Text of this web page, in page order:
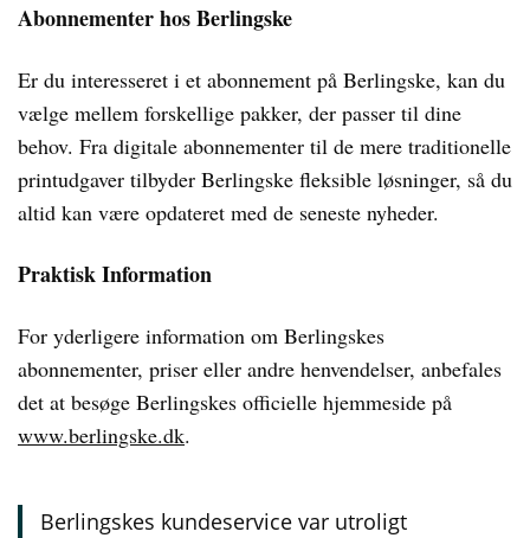
Abonnementer hos Berlingske
Er du interesseret i et abonnement på Berlingske, kan du
vælge mellem forskellige pakker, der passer til dine
behov. Fra digitale abonnementer til de mere traditionelle
printudgaver tilbyder Berlingske fleksible løsninger, så du
altid kan være opdateret med de seneste nyheder.
Praktisk Information
For yderligere information om Berlingskes
abonnementer, priser eller andre henvendelser, anbefales
det at besøge Berlingskes officielle hjemmeside på
www.berlingske.dk.
Berlingskes kundeservice var utroligt